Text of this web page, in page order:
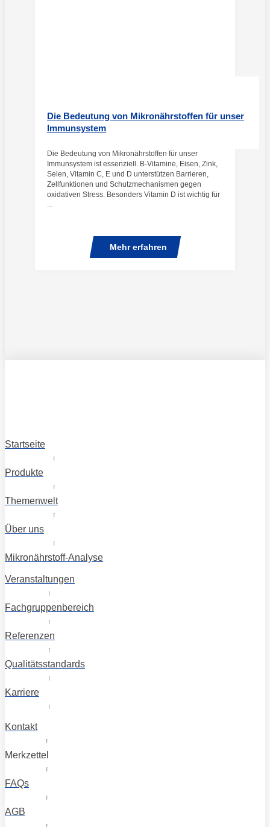
Die Bedeutung von Mikronährstoffen für unser
Immunsystem
Die Bedeutung von Mikronährstoffen für unser
Immunsystem ist essenziell. B-Vitamine, Eisen, Zink,
Selen, Vitamin C, E und D unterstützen Barrieren,
Zellfunktionen und Schutzmechanismen gegen
oxidativen Stress. Besonders Vitamin D ist wichtig für
...
Mehr erfahren
Startseite
Produkte
Themenwelt
Über uns
Mikronährstoff-Analyse
Veranstaltungen
Fachgruppenbereich
Referenzen
Qualitätsstandards
Karriere
Kontakt
Merkzettel
FAQs
AGB